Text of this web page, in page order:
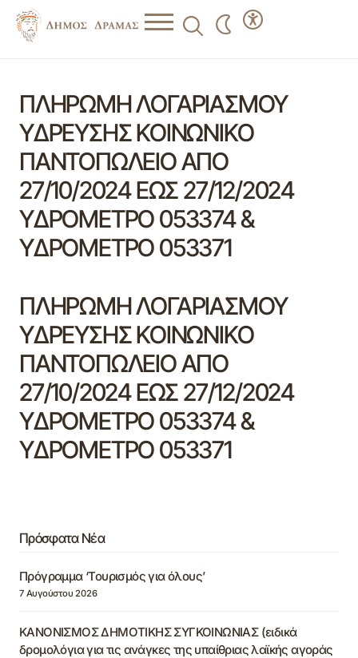
ΠΛΗΡΩΜΗ ΛΟΓΑΡΙΑΣΜΟΥ
ΥΔΡΕΥΣΗΣ ΚΟΙΝΩΝΙΚΟ
ΠΑΝΤΟΠΩΛΕΙΟ ΑΠΟ
27/10/2024 ΕΩΣ 27/12/2024
ΥΔΡΟΜΕΤΡΟ 053374 &
ΥΔΡΟΜΕΤΡΟ 053371
ΠΛΗΡΩΜΗ ΛΟΓΑΡΙΑΣΜΟΥ
ΥΔΡΕΥΣΗΣ ΚΟΙΝΩΝΙΚΟ
ΠΑΝΤΟΠΩΛΕΙΟ ΑΠΟ
27/10/2024 ΕΩΣ 27/12/2024
ΥΔΡΟΜΕΤΡΟ 053374 &
ΥΔΡΟΜΕΤΡΟ 053371
Πρόσφατα Νέα
Πρόγραμμα ‘Τουρισμός για όλους’
7 Αυγούστου 2026
ΚΑΝΟΝΙΣΜΟΣ ΔΗΜΟΤΙΚΗΣ ΣΥΓΚΟΙΝΩΝΙΑΣ (ειδικά
δρομολόγια για τις ανάγκες της υπαίθριας λαϊκής αγοράς